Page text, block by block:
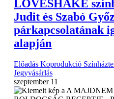
LOVESHAKE
Judit és Szabó
párkapcsolatának
alapján
Előadás Koprodukció
Jegyvásárlás
szeptember 11